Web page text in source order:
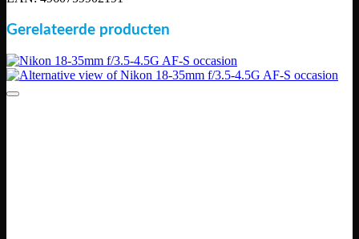
Gerelateerde producten